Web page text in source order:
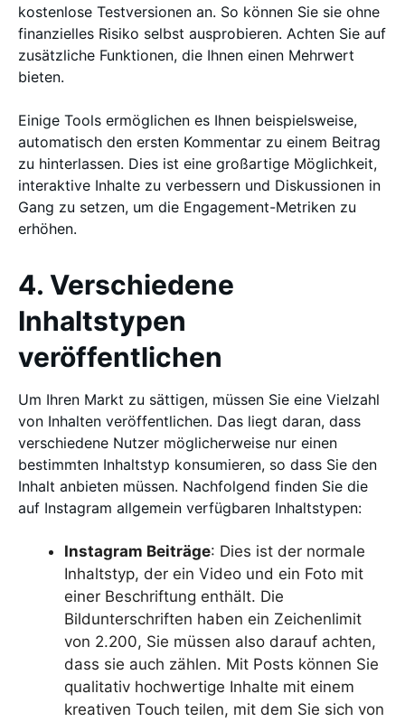
kostenlose Testversionen an. So können Sie sie ohne
finanzielles Risiko selbst ausprobieren. Achten Sie auf
zusätzliche Funktionen, die Ihnen einen Mehrwert
bieten.
Einige Tools ermöglichen es Ihnen beispielsweise,
automatisch den ersten Kommentar zu einem Beitrag
zu hinterlassen. Dies ist eine großartige Möglichkeit,
interaktive Inhalte zu verbessern und Diskussionen in
Gang zu setzen, um die Engagement-Metriken zu
erhöhen.
4. Verschiedene
Inhaltstypen
veröffentlichen
Um Ihren Markt zu sättigen, müssen Sie eine Vielzahl
von Inhalten veröffentlichen. Das liegt daran, dass
verschiedene Nutzer möglicherweise nur einen
bestimmten Inhaltstyp konsumieren, so dass Sie den
Inhalt anbieten müssen. Nachfolgend finden Sie die
auf Instagram allgemein verfügbaren Inhaltstypen:
Instagram Beiträge: Dies ist der normale
Inhaltstyp, der ein Video und ein Foto mit
einer Beschriftung enthält. Die
Bildunterschriften haben ein Zeichenlimit
von 2.200, Sie müssen also darauf achten,
dass sie auch zählen. Mit Posts können Sie
qualitativ hochwertige Inhalte mit einem
kreativen Touch teilen, mit dem Sie sich von